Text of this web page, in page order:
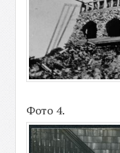
Фото 4.